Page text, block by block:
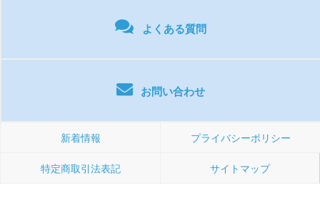
よくある質問
お問い合わせ
新着情報 プライバシーポリシー
特定商取引法表記 サイトマップ